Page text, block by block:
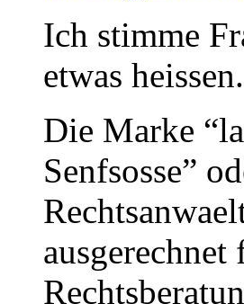
Ich stimme
etwas heissen.
Die Marke
Senfsosse”